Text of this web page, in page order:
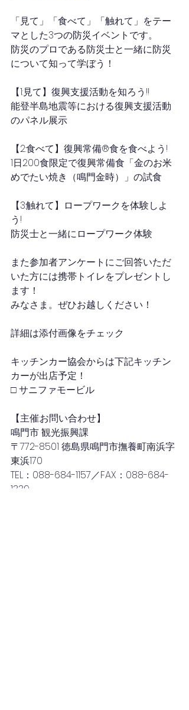
「見て」「食べて」「触れて」をテー
マとした3つの防災イベントです。
防災のプロである防災士と一緒に防災
について知って学ぼう！
【1:見て】復興支援活動を知ろう!!
能登半島地震等における復興支援活動
のパネル展示
【2:食べて】復興常備®食を食べよう!
1日200食限定で復興常備食「金のお米
めでたい焼き（鳴門金時）」の試食
【3:触れて】ロープワークを体験しよ
う!
防災士と一緒にロープワーク体験
また参加者アンケートにご回答いただ
いた方には携帯トイレをプレゼントし
ます！
みなさま。ぜひお越しください！
詳細は添付画像をチェック
キッチンカー協会からは下記キッチン
カーが出店予定！
□ サニファモービル
【主催:お問い合わせ】
鳴門市 観光振興課
〒772-8501 徳島県鳴門市撫養町南浜字
東浜170
TEL：088-684-1157／FAX：088-684-
1339